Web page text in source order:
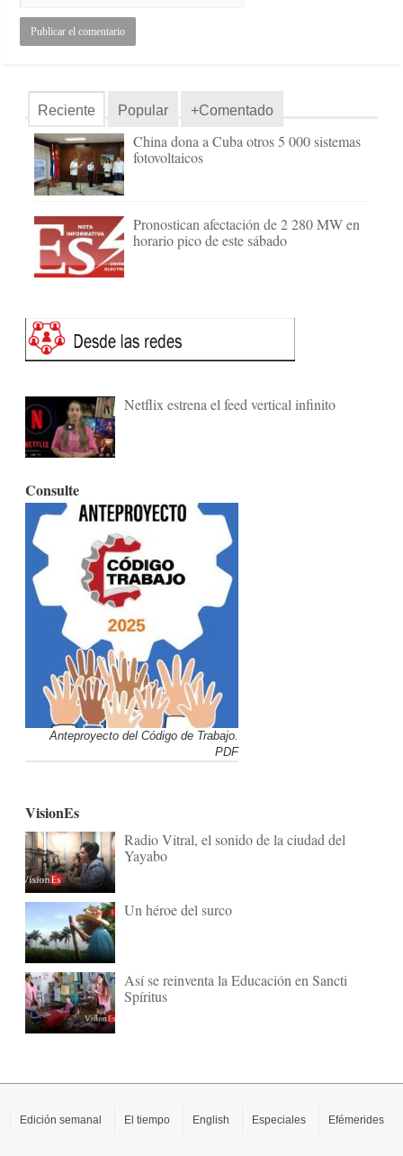
Reciente Popular +Comentado
China dona a Cuba otros 5 000 sistemas
fotovoltaicos
Pronostican afectación de 2 280 MW en
horario pico de este sábado
Netflix estrena el feed vertical infinito
Consulte
Anteproyecto del Código de Trabajo.
PDF
VisionEs
Radio Vitral, el sonido de la ciudad del
Yayabo
Un héroe del surco
Así se reinventa la Educación en Sancti
Spíritus
Edición semanal El tiempo English Especiales Efémerides